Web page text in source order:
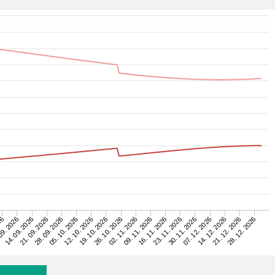
2026
14. 09. 202621. 09. 202628. 09. 202605. 10. 202612. 10. 202619. 10. 202626. 10. 202602. 11. 202609. 11. 202616. 11. 202623. 11. 202630. 11. 202607. 12. 202614. 12. 202621. 12. 2026
28. 12. 2026